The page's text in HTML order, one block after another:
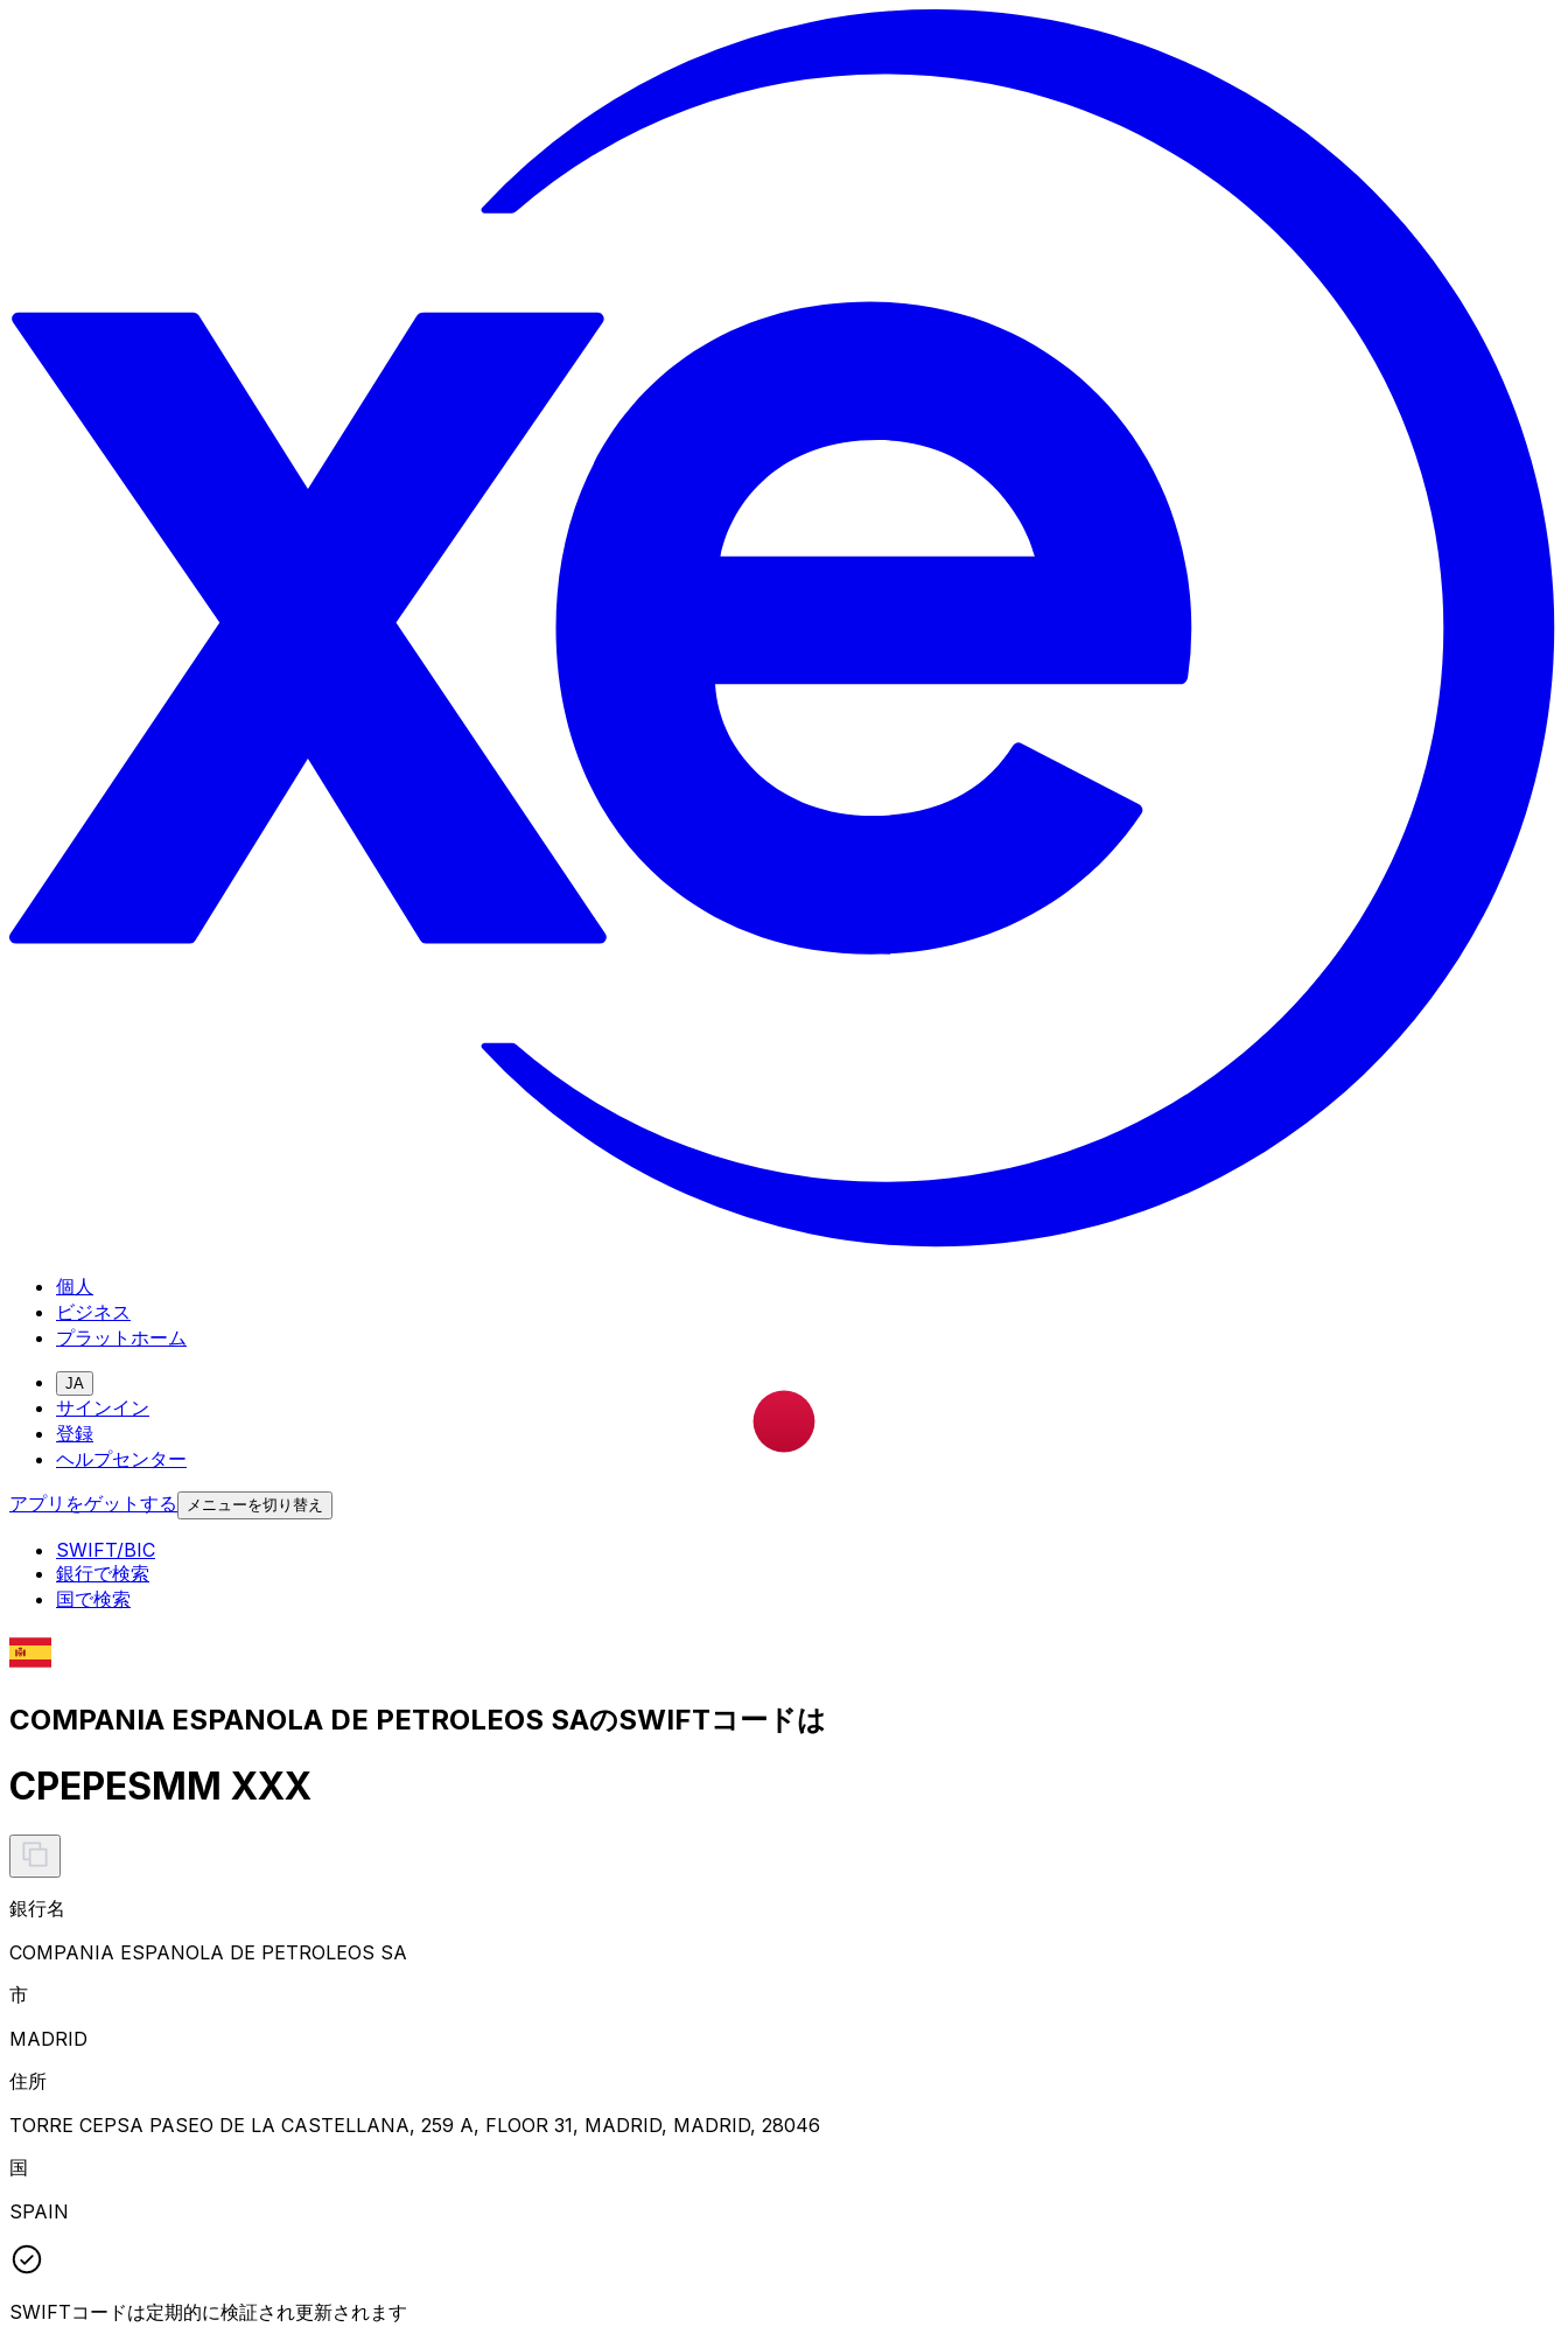
個人
ビジネス
プラットホーム
JA
サインイン
登録
ヘルプセンター
アプリをゲットする
メニューを切り替え
SWIFT/BIC
銀行で検索
国で検索
COMPANIA ESPANOLA DE PETROLEOS SAのSWIFTコードは
CPEPESMM XXX
銀行名
COMPANIA ESPANOLA DE PETROLEOS SA
市
MADRID
住所
TORRE CEPSA PASEO DE LA CASTELLANA, 259 A, FLOOR 31, MADRID, MADRID, 28046
国
SPAIN
SWIFTコードは定期的に検証され更新されます